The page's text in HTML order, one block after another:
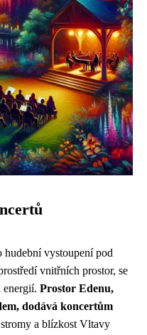
vystoupení pod
vnitřních prostor, se
energií. Prostor Edenu,
dodává koncertům
a blízkost Vltavy